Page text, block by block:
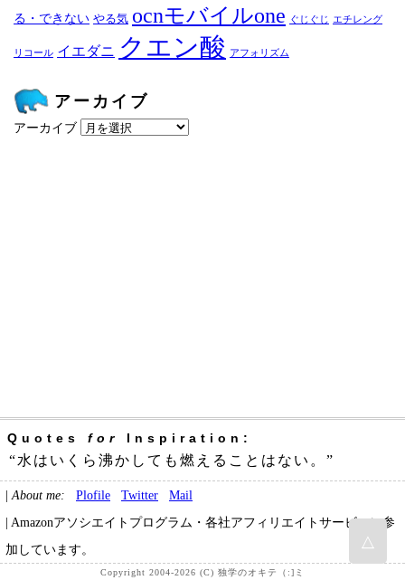
る・できない やる気 ocnモバイルone ぐじぐじ エチレング
リコール イエダニ クエン酸 アフォリズム
アーカイブ
アーカイブ
Quotes for Inspiration:
“水はいくら沸かしても燃えることはない。”
| About me: Plofile Twitter
Mail
| Amazonアソシエイトプログラム・各社アフィリエイトサービスに参
加しています。
Copyright 2004-2026 (C) 独学のオキテ（:]ミ
△